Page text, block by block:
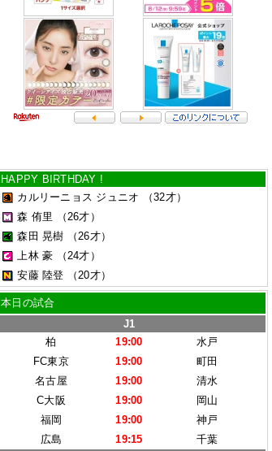
HAPPY BIRTHDAY !
カルリーニョス ジュニオ
（32才）
森 侑里
（26才）
森田 晃樹
（26才）
上林 豪
（24才）
安藤 陸登
（20才）
本日の試合
J1
柏
19:00
水戸
FC東京
19:00
町田
名古屋
19:00
清水
C大阪
19:00
岡山
福岡
19:00
神戸
広島
19:15
千葉